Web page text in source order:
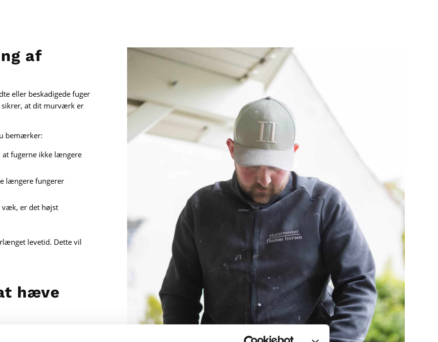
af
eller beskadigede fuger
sikrer, at dit murværk er
bemærker:
fugerne ikke længere
længere fungerer
er det højst
levetid. Dette vil
hæve